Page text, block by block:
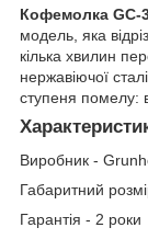
Кофемолка GС-
модель, яка
кілька хвилин
нержавіючої
ступеня помелу:
Виробник -
Габаритний
Гарантія - 2 роки